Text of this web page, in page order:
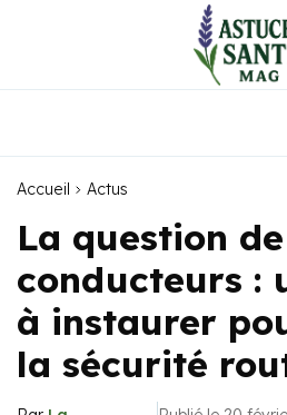
Accueil Actus
La question
conducteurs :
à instaurer
la sécurité